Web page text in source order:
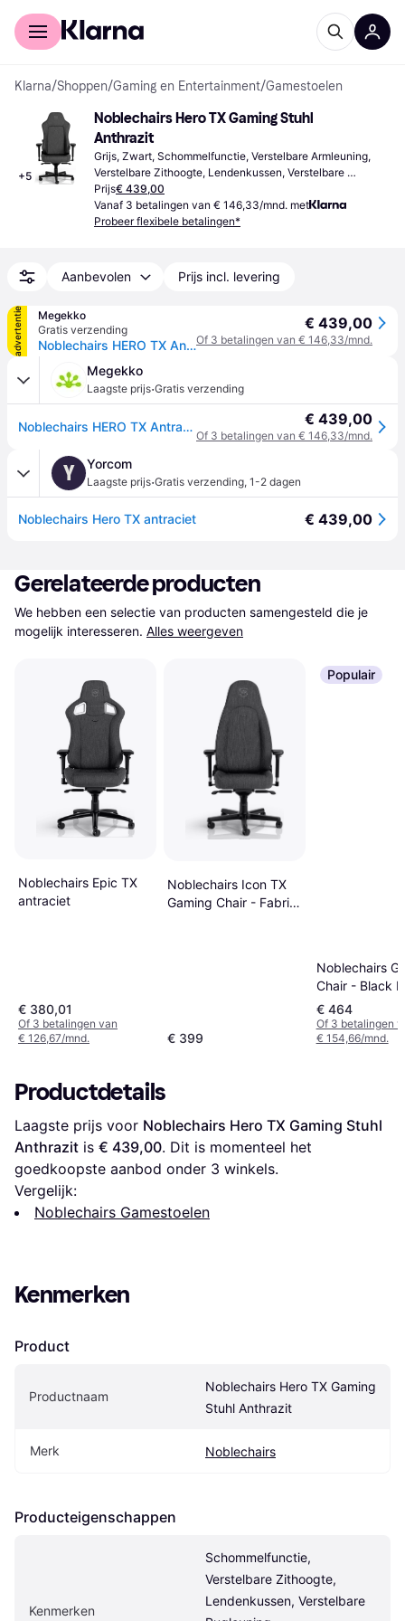
Voor shoppers
Klarna/Shoppen/Gaming en Entertainment/Gamestoelen
+5
Noblechairs Hero TX Gaming Stuhl
Anthrazit
Grijs, Zwart, Schommelfunctie, Verstelbare Armleuning,
Verstelbare Zithoogte, Lendenkussen, Verstelbare
Rugleuning, Hoofdsteunkussen
Prijs€ 439,00
Vanaf 3 betalingen van € 146,33/mnd. met
Probeer flexibele betalingen*
Aanbevolen Prijs incl. levering
advertentie
Megekko
Gratis verzending
Noblechairs HERO TX Antraciet Gaming Stoel
€ 439,00
Of 3 betalingen van € 146,33/mnd.
Megekko
Laagste prijs·Gratis verzending
Noblechairs HERO TX Antraciet Gaming Stoel € 439,00
Of 3 betalingen van € 146,33/mnd.
Y Yorcom
Laagste prijs·Gratis verzending, 1-2 dagen
Noblechairs Hero TX antraciet € 439,00
Gerelateerde producten
We hebben een selectie van producten samengesteld die je
mogelijk interesseren. Alles weergeven
Noblechairs Epic TX
antraciet
€ 380,01
Of 3 betalingen van
€ 126,67/mnd.
Noblechairs Icon TX
Gaming Chair - Fabric
€ 399
Populair
Noblechairs
Chair - Black
€ 464
Of 3 betalingen
€ 154,66/mnd.
Productdetails
Laagste prijs voor Noblechairs Hero TX Gaming Stuhl
Anthrazit is € 439,00. Dit is momenteel het
goedkoopste aanbod onder 3 winkels.
Vergelijk:
Noblechairs Gamestoelen
Kenmerken
Product
Productnaam
Noblechairs Hero TX Gaming
Stuhl Anthrazit
Merk Noblechairs
Producteigenschappen
Kenmerken
Schommelfunctie,
Verstelbare Zithoogte,
Lendenkussen, Verstelbare